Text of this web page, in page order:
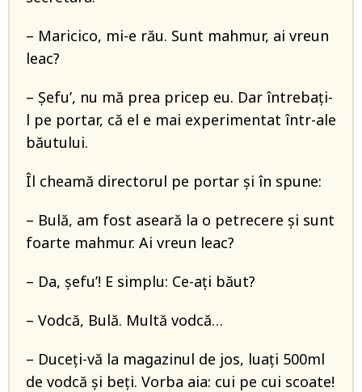
– Maricico, mi-e rău. Sunt mahmur, ai vreun
leac?
– Șefu’, nu mă prea pricep eu. Dar întrebați-
l pe portar, că el e mai experimentat într-ale
băutului.
Îl cheamă directorul pe portar și în spune:
– Bulă, am fost aseară la o petrecere și sunt
foarte mahmur. Ai vreun leac?
– Da, șefu’! E simplu: Ce-ați băut?
– Vodcă, Bulă. Multă vodcă…
– Duceți-vă la magazinul de jos, luați 500ml
de vodcă și beți. Vorba aia: cui pe cui scoate!